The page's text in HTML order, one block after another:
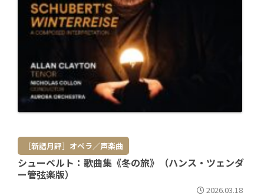
［新譜月評］オペラ／声楽曲
シューベルト：歌曲集《冬の旅》（ハンス・ツェンダ
ー管弦楽版）
2026.03.18